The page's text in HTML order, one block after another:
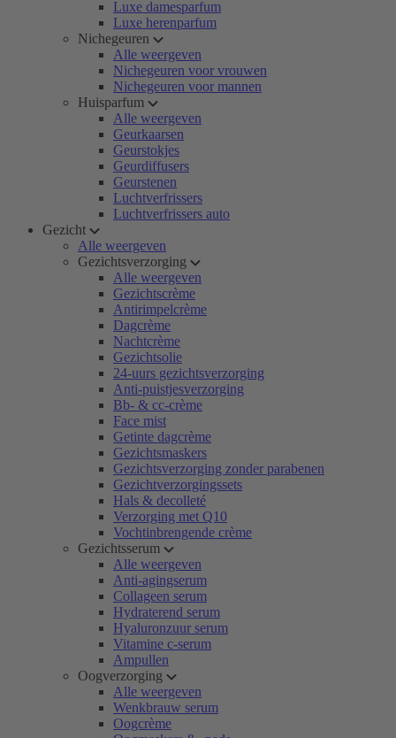
Luxe damesparfum
Luxe herenparfum
Nichegeuren
Alle weergeven
Nichegeuren voor vrouwen
Nichegeuren voor mannen
Huisparfum
Alle weergeven
Geurkaarsen
Geurstokjes
Geurdiffusers
Geurstenen
Luchtverfrissers
Luchtverfrissers auto
Gezicht
Alle weergeven
Gezichtsverzorging
Alle weergeven
Gezichtscrème
Antirimpelcrème
Dagcrème
Nachtcrème
Gezichtsolie
24-uurs gezichtsverzorging
Anti-puistjesverzorging
Bb- & cc-crème
Face mist
Getinte dagcrème
Gezichtsmaskers
Gezichtsverzorging zonder parabenen
Gezichtverzorgingssets
Hals & decolleté
Verzorging met Q10
Vochtinbrengende crème
Gezichtsserum
Alle weergeven
Anti-agingserum
Collageen serum
Hydraterend serum
Hyaluronzuur serum
Vitamine c-serum
Ampullen
Oogverzorging
Alle weergeven
Wenkbrauw serum
Oogcrème